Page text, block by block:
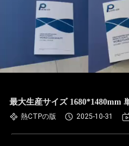
最大生産サイズ 1680*1480mm
熱CTPの版 2025-10-31